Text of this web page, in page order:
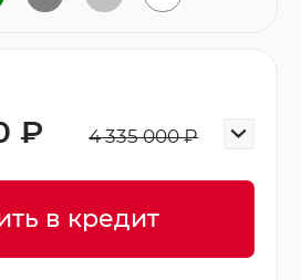
4 335 000 ₽
₽
в кредит